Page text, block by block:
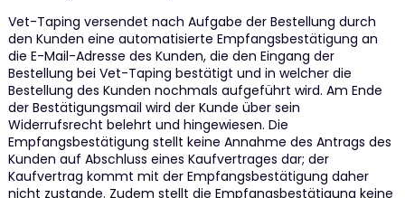
Vet-Taping versendet nach Aufgabe der Bestellung durch
den Kunden eine automatisierte Empfangsbestätigung an
die E-Mail-Adresse des Kunden, die den Eingang der
Bestellung bei Vet-Taping bestätigt und in welcher die
Bestellung des Kunden nochmals aufgeführt wird. Am Ende
der Bestätigungsmail wird der Kunde über sein
Widerrufsrecht belehrt und hingewiesen. Die
Empfangsbestätigung stellt keine Annahme des Antrags des
Kunden auf Abschluss eines Kaufvertrages dar; der
Kaufvertrag kommt mit der Empfangsbestätigung daher
nicht zustande. Zudem stellt die Empfangsbestätigung keine